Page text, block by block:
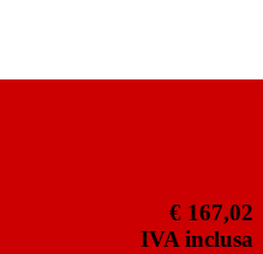
€ 167,02
IVA inclusa